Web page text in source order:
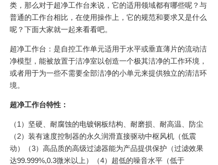
类，那么对于超净工作台来说，它的适用领域都有哪些呢？与
普通的工作台相比，在使用操作上，它的规范和要求又是什么
呢？下面大家就一起来看看吧。
超净工作台：是自控工作单元适用于水平或垂直薄片的流动洁
净模型，能被放置于洁净室以创造一个极其洁净的工作环境，
或者用于为一些不需要全部洁净的小单元来提供独立的清洁环
境。
超净工作台特性：
（1）坚硬、耐腐蚀的电镀钢板结构、耐磨损、耐高温、防尘
（2）装有速度控制器的永久润滑直接驱动中枢风机（低震
动）（3）高品质的高级过滤器能为产品提供保护（过滤效果
达99.999%,0.3微米以上）（4）超低的噪音水平（低于